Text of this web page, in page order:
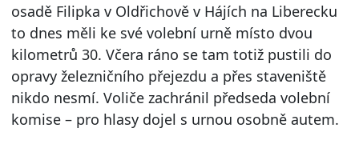
osadě Filipka v Oldřichově v Hájích na Liberecku
to dnes měli ke své volební urně místo dvou
kilometrů 30. Včera ráno se tam totiž pustili do
opravy železničního přejezdu a přes staveniště
nikdo nesmí. Voliče zachránil předseda volební
komise – pro hlasy dojel s urnou osobně autem.